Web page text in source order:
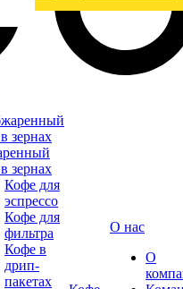
зернах
Кофе для
эспрессо
Кофе для
фильтра
Кофе в
дрип-
пакетах
О нас
О